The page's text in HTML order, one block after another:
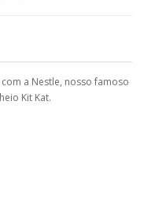
a Nestle, nosso famoso
Kit Kat.